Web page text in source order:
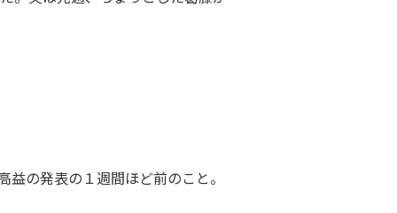
の発表の１週間ほど前のこと。